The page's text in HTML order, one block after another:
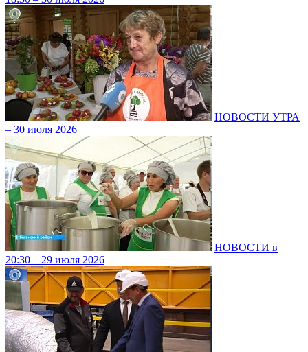
НОВОСТИ УТРА
– 30 июля 2026
НОВОСТИ в
20:30 – 29 июля 2026